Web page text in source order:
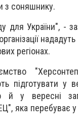
з соняшнику.
для України", -
регіонах.
підготувати у
й у вересні
яка перебуває у